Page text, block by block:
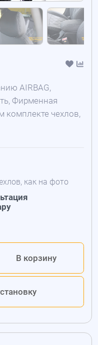
AIRBAG,
Фирменная
комплекте чехлов,
как на фото
В корзину